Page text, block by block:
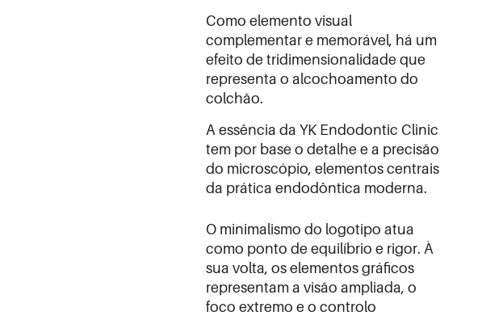
Como elemento visual
complementar e memorável, há um
efeito de tridimensionalidade que
representa o alcochoamento do
colchão.
A essência da YK Endodontic Clinic
tem por base o detalhe e a precisão
do microscópio, elementos centrais
da prática endodôntica moderna.
O minimalismo do logotipo atua
como ponto de equilíbrio e rigor. À
sua volta, os elementos gráficos
representam a visão ampliada, o
foco extremo e o controlo